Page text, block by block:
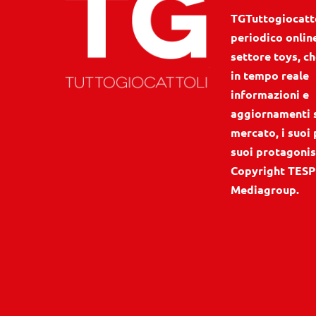
periodico
settore toys,
in tempo reale
informazioni e
aggiornamenti
mercato, i
suoi
Copyright
Mediagroup.